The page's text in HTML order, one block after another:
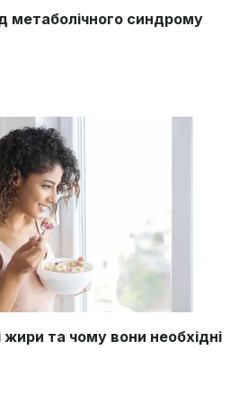
метаболічного синдрому
та чому вони необхідні